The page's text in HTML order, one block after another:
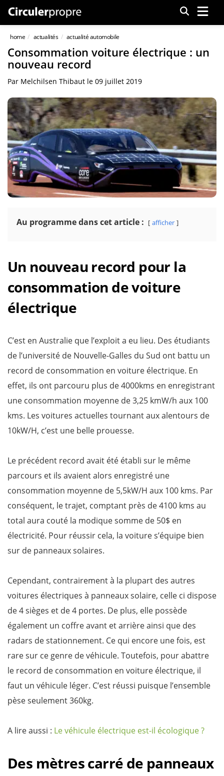
Menu
home actualités actualité automobile
Consommation voiture électrique : un
nouveau record
Par Melchilsen Thibaut le 09 juillet 2019
Au programme dans cet article : afficher
Un nouveau record pour la
consommation de voiture
électrique
C’est en Australie que l’exploit a eu lieu. Des étudiants
de l’université de Nouvelle-Galles du Sud ont battu un
record de consommation en voiture électrique. En
effet, ils ont parcouru plus de 4000kms en enregistrant
une consommation moyenne de 3,25 kmW/h aux 100
kms. Les voitures actuelles tournant aux alentours de
10kW/H, c’est une belle prouesse.
Le précédent record avait été établi sur le même
parcours et ils avaient alors enregistré une
consommation moyenne de 5,5kW/H aux 100 kms. Par
conséquent, le trajet, comptant près de 4100 kms au
total aura couté la modique somme de 50$ en
électricité. Pour réussir cela, la voiture s’équipe bien
sur de panneaux solaires.
Cependant, contrairement à la plupart des autres
voitures électriques à panneaux solaire, celle ci dispose
de 4 sièges et de 4 portes. De plus, elle possède
également un coffre avant et arrière ainsi que des
radars de stationnement. Ce qui encore une fois, est
rare sur ce genre de véhicule. Toutefois, pour abattre
le record de consommation en voiture électrique, il
faut un véhicule léger. C’est réussi puisque l’ensemble
pèse seulement 360kg.
A lire aussi : Le véhicule électrique est-il écologique ?
Des mètres carré de panneaux